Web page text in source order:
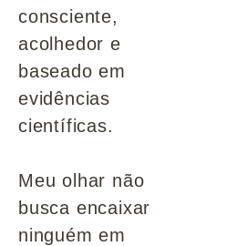
consciente,
acolhedor e
baseado em
evidências
científicas.
Meu olhar não
busca encaixar
ninguém em